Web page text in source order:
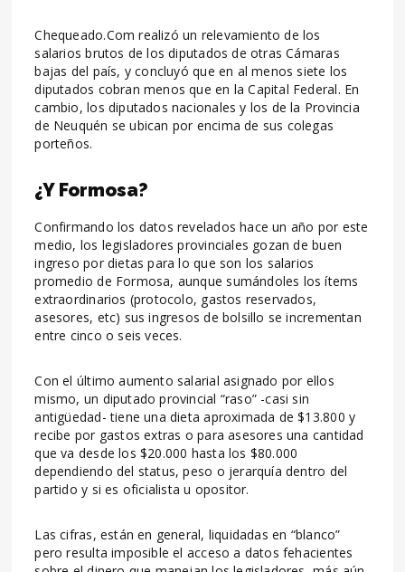
Chequeado.Com realizó un relevamiento de los
salarios brutos de los diputados de otras Cámaras
bajas del país, y concluyó que en al menos siete los
diputados cobran menos que en la Capital Federal. En
cambio, los diputados nacionales y los de la Provincia
de Neuquén se ubican por encima de sus colegas
porteños.
¿Y Formosa?
Confirmando los datos revelados hace un año por este
medio, los legisladores provinciales gozan de buen
ingreso por dietas para lo que son los salarios
promedio de Formosa, aunque sumándoles los ítems
extraordinarios (protocolo, gastos reservados,
asesores, etc) sus ingresos de bolsillo se incrementan
entre cinco o seis veces.
Con el último aumento salarial asignado por ellos
mismo, un diputado provincial “raso” -casi sin
antigüedad- tiene una dieta aproximada de $13.800 y
recibe por gastos extras o para asesores una cantidad
que va desde los $20.000 hasta los $80.000
dependiendo del status, peso o jerarquía dentro del
partido y si es oficialista u opositor.
Las cifras, están en general, liquidadas en “blanco”
pero resulta imposible el acceso a datos fehacientes